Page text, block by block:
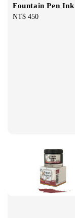
Fountain Pen Ink
Regular
NT$ 450